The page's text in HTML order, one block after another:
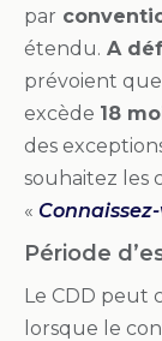
par
étendu. A
prévoient
excède 18
des
souhaitez les
«
Période
Le CDD peut
lorsque le